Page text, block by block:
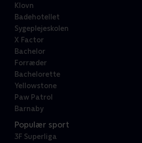
Klovn
Badehotellet
Sygeplejeskolen
X Factor
Bachelor
Forræder
Bachelorette
Yellowstone
Paw Patrol
Barnaby
Populær sport
3F Superliga